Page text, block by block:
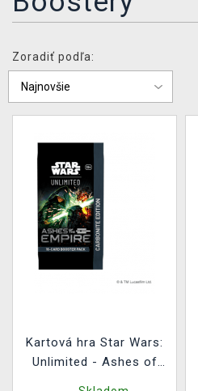
XZONE KLUB
Zoradiť podľa:
Kartová hra Star Wars:
Unlimited - Ashes of